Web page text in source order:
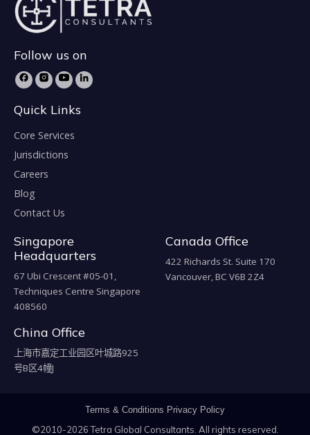
Follow us on
Quick Links
Core Services
Jurisdictions
Careers
Blog
Contact Us
Singapore
Headquarters
67 Ubi Crescent #05-01,
Techniques Centre Singapore
408560
Canada Office
422 Richards St. Suite 170
Vancouver, BC V6B 2Z4
China Office
上海市嘉定工业园区叶城路925
号B区4幢J
Terms & Conditions Privacy Policy
©2010-2026 Tetra Global Consultants. All rights reserved.